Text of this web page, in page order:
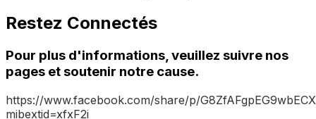
Restez Connectés
Pour plus d'informations, veuillez suivre nos
pages et soutenir notre cause.
https://www.facebook.com/share/p/
mibextid=xfxF2i